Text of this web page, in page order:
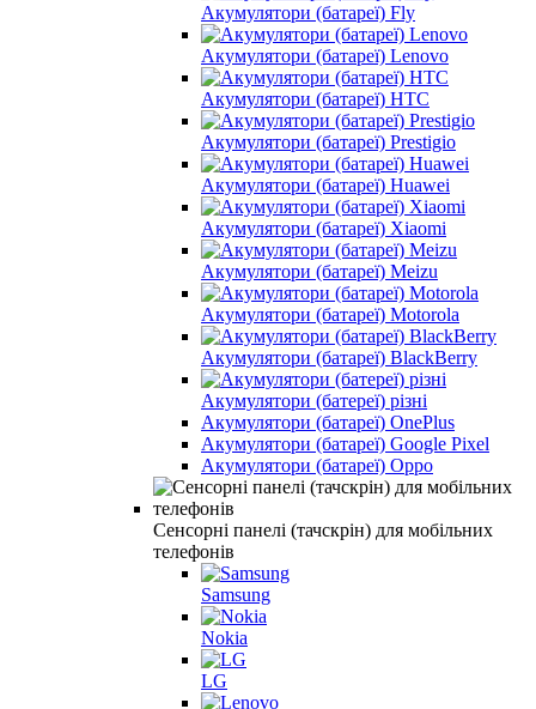
Акумулятори (батареї) Fly
Акумулятори (батареї) Lenovo
Акумулятори (батареї) HTC
Акумулятори (батареї) Prestigio
Акумулятори (батареї) Huawei
Акумулятори (батареї) Xiaomi
Акумулятори (батареї) Meizu
Акумулятори (батареї) Motorola
Акумулятори (батареї) BlackBerry
Акумулятори (батереї) різні
Акумулятори (батареї) OnePlus
Акумулятори (батареї) Google Pixel
Акумулятори (батареї) Oppo
Сенсорні панелі (тачскрін) для мобільних
телефонів
Samsung
Nokia
LG